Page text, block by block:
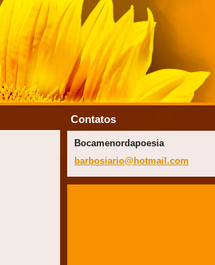
Contatos
Bocamenordapoesia
barbosiario@hotmail.com